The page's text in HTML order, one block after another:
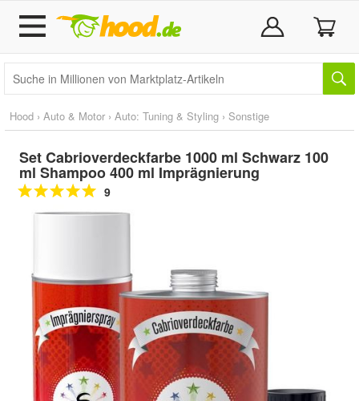
Hood › Auto & Motor › Auto: Tuning & Styling › Sonstige
Set Cabrioverdeckfarbe 1000 ml Schwarz 100
ml Shampoo 400 ml Imprägnierung
9